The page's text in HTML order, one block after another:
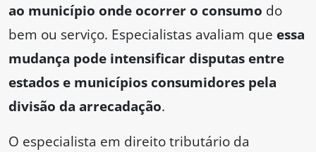
ao município onde ocorrer o consumo do
bem ou serviço. Especialistas avaliam que essa
mudança pode intensificar disputas entre
estados e municípios consumidores pela
divisão da arrecadação.
O especialista em direito tributário da